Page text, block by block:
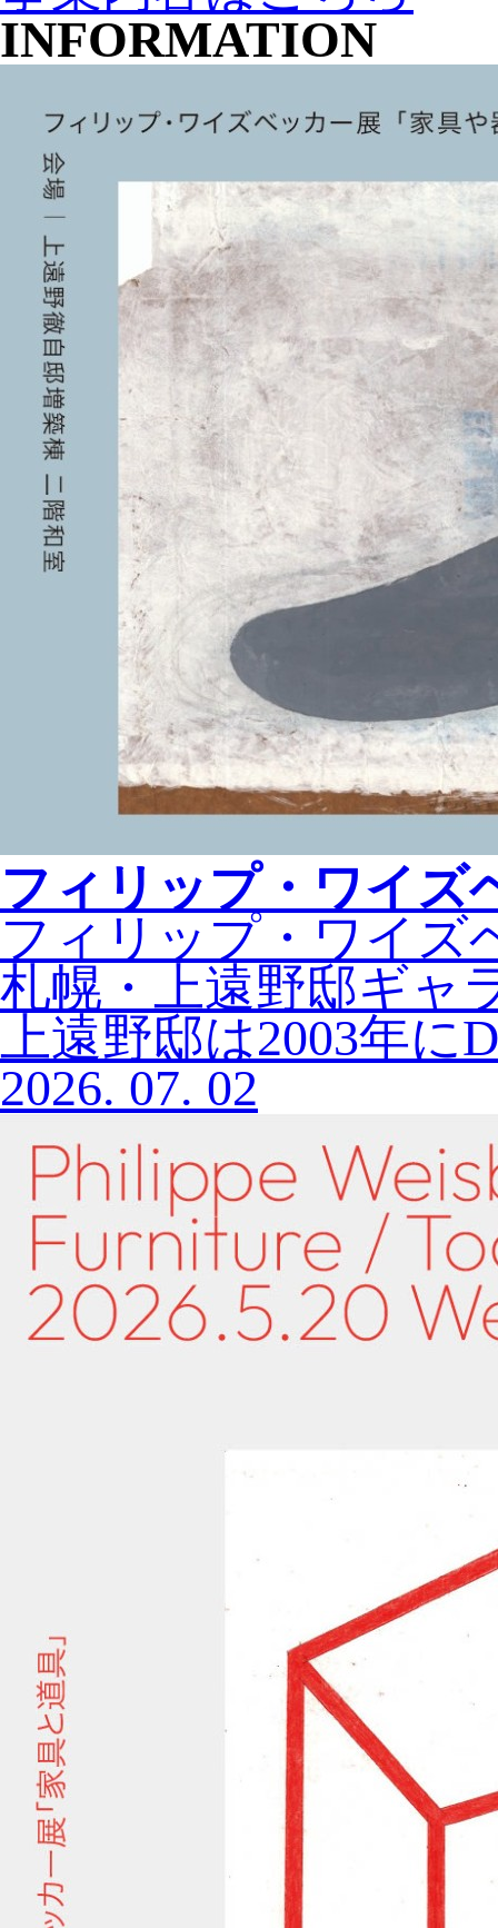
INFORMATION
フィリップ・ ワイズ
フィリップ・ワイズ
札幌・上遠野邸ギャ
上遠野邸は2003年に
2026. 07. 02